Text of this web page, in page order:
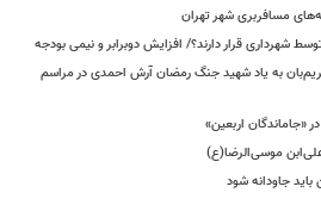
شهرداری قرار دارند؟/ افزایش دوبرابر و نیمی بودجه
به یاد شهید جنگ رمضان آرش احمدی در مراسم
«جاماندگان اربعین»
موسی‌الرضا(ع)
باید جاودانه شود